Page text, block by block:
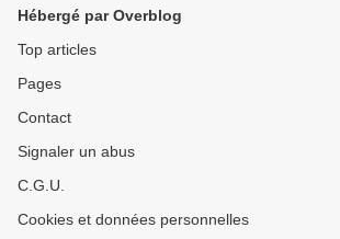
Hébergé par Overblog
Top articles
Pages
Contact
Signaler un abus
C.G.U.
Cookies et données personnelles